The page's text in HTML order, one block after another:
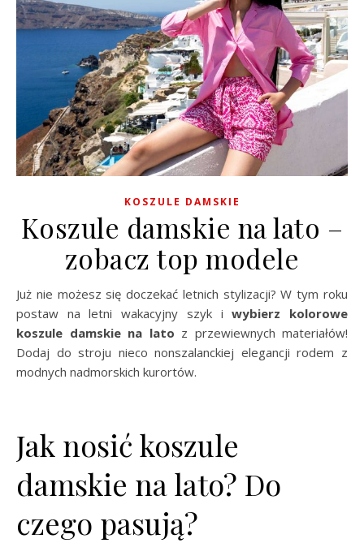
KOSZULE DAMSKIE
Koszule damskie na lato –
zobacz top modele
Już nie możesz się doczekać letnich stylizacji? W tym roku
postaw na letni wakacyjny szyk iwybierz kolorowe
koszule damskie na lato z przewiewnych materiałów!
Dodaj do stroju nieco nonszalanckiej elegancji rodem z
modnych nadmorskich kurortów.
Jak nosić koszule
damskie na lato? Do
czego pasują?